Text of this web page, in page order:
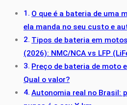
O que é a bateria de uma
ela manda no seu custo e
Tipos de bateria em
(2026): NMC/NCA vs LFP
Preço de bateria de moto
Qual o valor?
Autonomia real no Brasil: